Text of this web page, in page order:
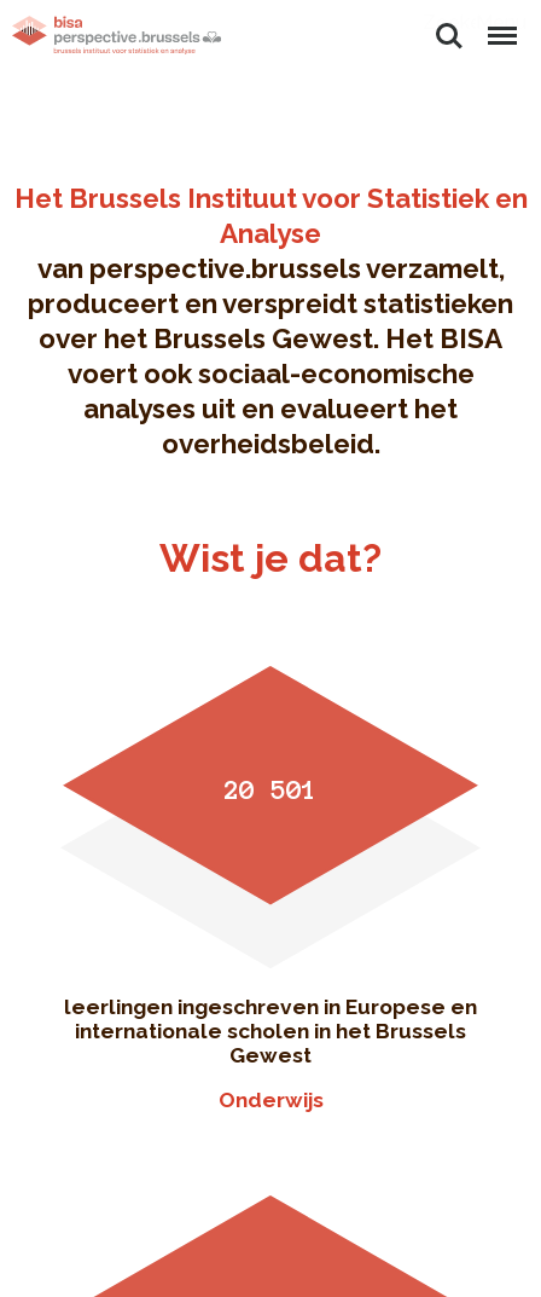
ZoekenMenu
Het Brussels Instituut voor Statistiek en
Analyse
van perspective.brussels verzamelt,
produceert en verspreidt statistieken
over het Brussels Gewest. Het BISA
voert ook sociaal-economische
analyses uit en evalueert het
overheidsbeleid.
Wist je dat?
20 501
leerlingen ingeschreven in Europese en
internationale scholen in het Brussels
Gewest
Onderwijs